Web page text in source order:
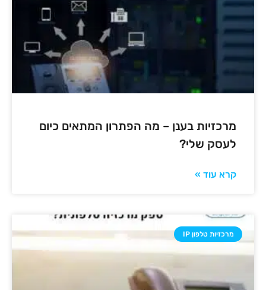
מרכזיות בענן – מה הפתרון המתאים כיום
לעסק שלי?
קרא עוד »
מרכזיות טלפון IP